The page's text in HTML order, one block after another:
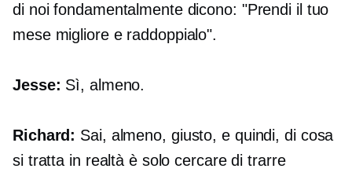
di noi fondamentalmente dicono: "Prendi il tuo
mese migliore e raddoppialo".
Jesse: Sì, almeno.
Richard: Sai, almeno, giusto, e quindi, di cosa
si tratta in realtà è solo cercare di trarre